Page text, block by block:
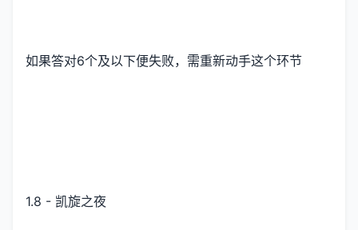
如果答对6个及以下便失败，需重新动手这个环节
1.8 - 凯旋之夜